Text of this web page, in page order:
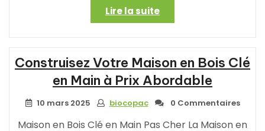
Lire la suite« Construisez
Votre
Maison
Préfabriquée
en
Bois
à
Petit
Construisez Votre Maison en Bois Clé
en Main à Prix Abordable
10 mars 2025 biocopac 0 Commentaires
Maison en Bois Clé en Main Pas Cher La Maison en